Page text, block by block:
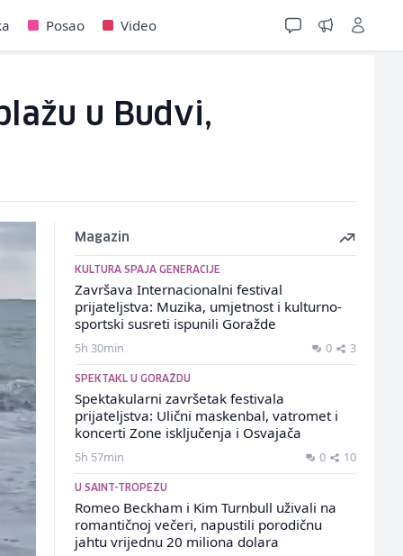
Posao Video
u Budvi,
Magazin
KULTURA SPAJA GENERACIJE
Završava Internacionalni festival
prijateljstva: Muzika, umjetnost i kulturno-
sportski susreti ispunili Goražde
5h 30min 0 3
SPEKTAKL U GORAŽDU
Spektakularni završetak festivala
prijateljstva: Ulični maskenbal, vatromet i
koncerti Zone isključenja i Osvajača
5h 57min 0 10
U SAINT-TROPEZU
Romeo Beckham i Kim Turnbull uživali na
romantičnoj večeri, napustili porodičnu
jahtu vrijednu 20 miliona dolara